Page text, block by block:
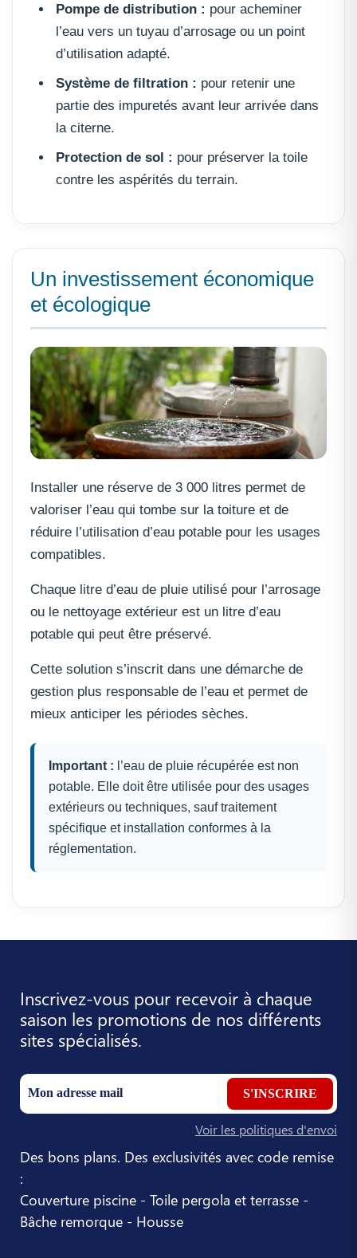
Pompe de distribution : pour acheminer
l’eau vers un tuyau d’arrosage ou un point
d’utilisation adapté.
Système de filtration : pour retenir une
partie des impuretés avant leur arrivée dans
la citerne.
Protection de sol : pour préserver la toile
contre les aspérités du terrain.
Un investissement économique
et écologique
Installer une réserve de 3 000 litres permet de
valoriser l’eau qui tombe sur la toiture et de
réduire l’utilisation d’eau potable pour les usages
compatibles.
Chaque litre d’eau de pluie utilisé pour l’arrosage
ou le nettoyage extérieur est un litre d’eau
potable qui peut être préservé.
Cette solution s’inscrit dans une démarche de
gestion plus responsable de l’eau et permet de
mieux anticiper les périodes sèches.
Important : l’eau de pluie récupérée est non
potable. Elle doit être utilisée pour des usages
extérieurs ou techniques, sauf traitement
spécifique et installation conformes à la
réglementation.
Inscrivez-vous pour recevoir à chaque
saison les promotions de nos différents
sites spécialisés.
S'INSCRIRE
Voir les politiques d'envoi
Des bons plans. Des exclusivités avec code remise
:
Couverture piscine - Toile pergola et terrasse -
Bâche remorque - Housse